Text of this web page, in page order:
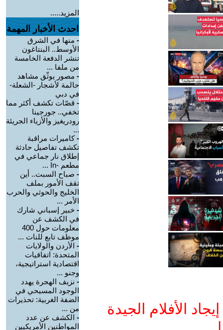
الأفلام الجيدة
المزيد.....
احدث الأخبار المهمة
- منها في الشرق
الأوسط.. البنتاغون
تنشر الدفعة الخامسة
من ملفا ...
- مصور يوثّق مشاهد
حالمة لأشجار -الشعلة-
في دبي
- قصّات تكشف أكثر مما
تخفي.. جورجينا
رودريغيز والأزياء الجريئة
...
-كاميرات مراقبة
تكشف تفاصيل حادثة
إطلاق نار جماعي في
مطعم -In ...
- صباح السبت.. أين
تقف الأمور بملف
الخليج والحوثي والحرب
الأمر ...
- خبير إسباني شارك
في الكشف عن
معلومات حول 400
موظف تابع للنات ...
- الأردن والولايات
المتحدة: اتفاقيات
اقتصادية استراتيجية،
وجنو ...
- نزيف الهجرة يهدد
الوجود المسيحي في
الضفة الغربية: تحذيرات
من ...
- الكشف عن عدد
المواطنين الأمريكيين